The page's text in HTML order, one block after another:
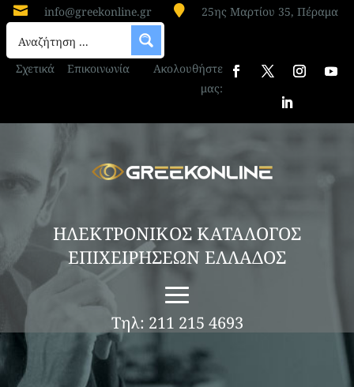
 info@greekonline.gr  25ης Μαρτίου 35, Πέραμα
Σχετικά Επικοινωνία
Ακολουθήστε
μας:
ΗΛΕΚΤΡΟΝΙΚΟΣ ΚΑΤΑΛΟΓΟΣ
ΕΠΙΧΕΙΡΗΣΕΩΝ ΕΛΛΑΔΟΣ
Τηλ: 211 215 4693